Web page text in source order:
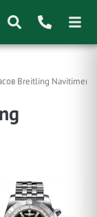
Breitling Navitimer